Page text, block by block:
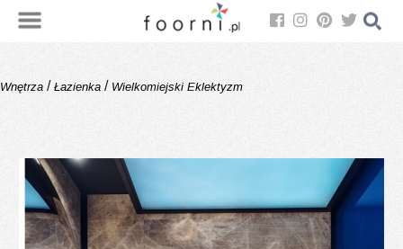
Wnętrza / Łazienka / Wielkomiejski Eklektyzm